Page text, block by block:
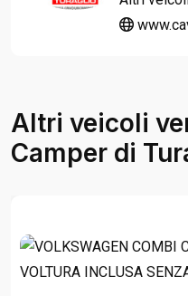
Altri veicoli
Camper di